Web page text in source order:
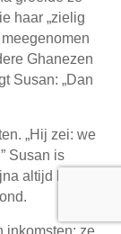
haar „zielig
Ghanezen
Susan: „Dan
„Hij zei: we
Susan is
altijd bij